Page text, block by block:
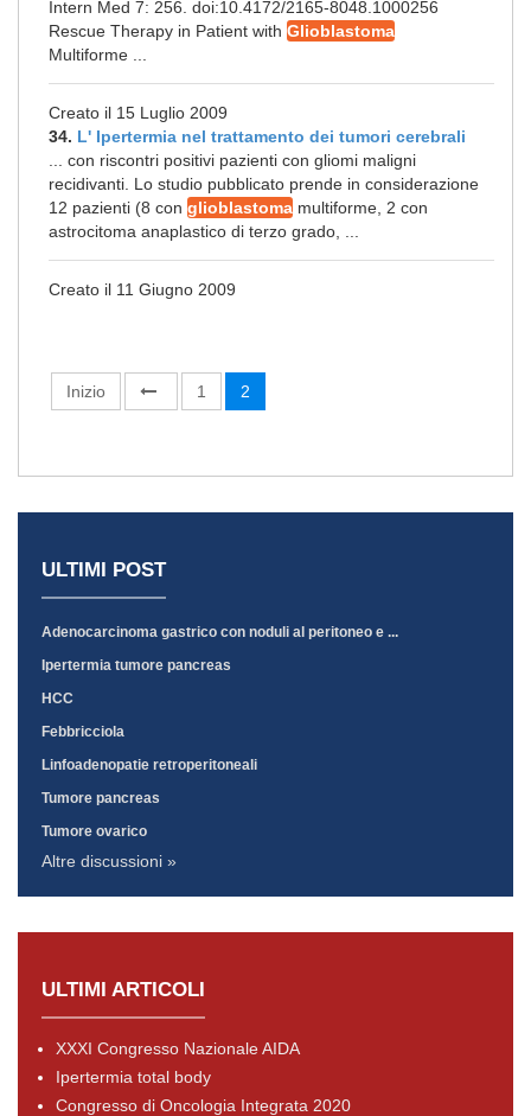
Intern Med 7: 256. doi:10.4172/2165-8048.1000256
Rescue Therapy in Patient with Glioblastoma
Multiforme ...
Creato il 15 Luglio 2009
34. L' Ipertermia nel trattamento dei tumori cerebrali
... con riscontri positivi pazienti con gliomi maligni
recidivanti. Lo studio pubblicato prende in considerazione
12 pazienti (8 con glioblastoma multiforme, 2 con
astrocitoma anaplastico di terzo grado, ...
Creato il 11 Giugno 2009
Inizio 1 2
ULTIMI POST
Adenocarcinoma gastrico con noduli al peritoneo e ...
Ipertermia tumore pancreas
HCC
Febbricciola
Linfoadenopatie retroperitoneali
Tumore pancreas
Tumore ovarico
Altre discussioni »
ULTIMI ARTICOLI
XXXI Congresso Nazionale AIDA
Ipertermia total body
Congresso di Oncologia Integrata 2020